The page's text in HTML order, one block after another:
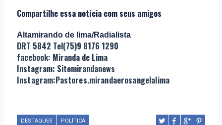
Compartilhe essa notícia com seus amigos
Altamirando de lima/Radialista
DRT 5842 Tel(75)9 8176 1290
facebook: Miranda de Lima
Instagram: Sitemirandanews
Instagram:Pastores.mirandaerosangelalima
DESTAQUES POLÍTICA